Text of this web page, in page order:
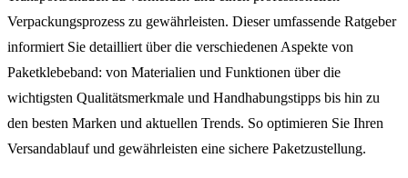
Verpackungsprozess zu gewährleisten. Dieser umfassende Ratgeber
informiert Sie detailliert über die verschiedenen Aspekte von
Paketklebeband: von Materialien und Funktionen über die
wichtigsten Qualitätsmerkmale und Handhabungstipps bis hin zu
den besten Marken und aktuellen Trends. So optimieren Sie Ihren
Versandablauf und gewährleisten eine sichere Paketzustellung.